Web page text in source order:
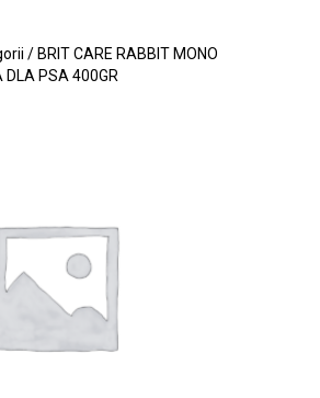
/ BRIT CARE RABBIT MONO
DLA PSA 400GR